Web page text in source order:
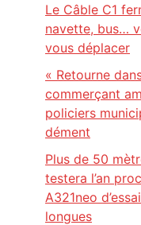
Le Câble C1
navette, bus…
vous déplacer
« Retourne
commerçant
policiers
dément
Plus de 50
testera l’an
A321neo
longues